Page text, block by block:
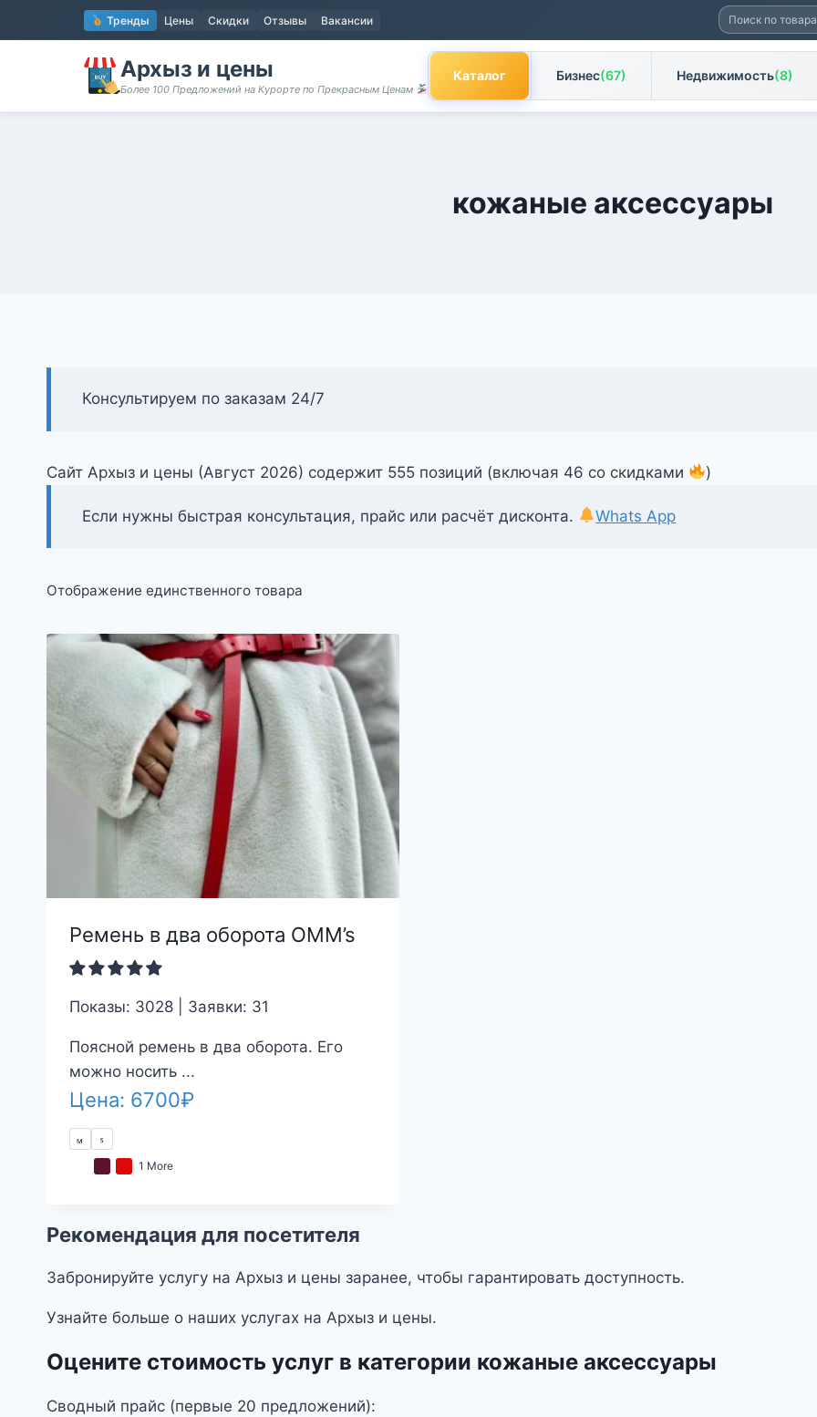
к
содержимому
Тренды Цены Скидки Отзывы Вакансии Искать:
Архыз и цены
Более 100 Предложений на Курорте по Прекрасным Ценам
Каталог Бизнес(67) Недвижимость(8)
кожаные аксессуары
Консультируем по заказам 24/7
Сайт Архыз и цены (Август 2026) содержит 555 позиций (включая 46 со скидками )
Если нужны быстрая консультация, прайс или расчёт дисконта. Whats App
Отображение единственного товара
Ремень в два оборота OMM’s
Показы: 3028 | Заявки: 31
Поясной ремень в два оборота. Его
можно носить ...
Цена: 6700₽
1 More
Рекомендация для посетителя
Забронируйте услугу на Архыз и цены заранее, чтобы гарантировать доступность.
Узнайте больше о наших услугах на Архыз и цены.
Оцените стоимость услуг в категории кожаные аксессуары
Сводный прайс (первые 20 предложений):